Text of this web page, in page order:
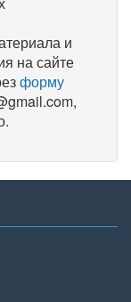
и
на сайте
форму